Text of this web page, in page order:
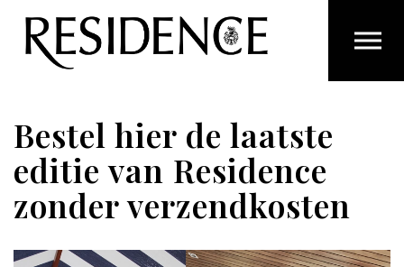
Overslaan en ga direct naar de inhoud
Bestel hier de laatste
editie van Residence
zonder verzendkosten